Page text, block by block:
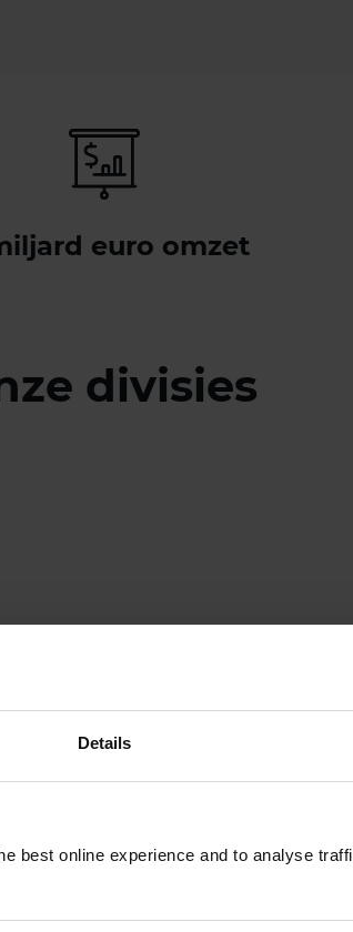
Details
best online experience and to analyse
euro omzet
divisies
Radius
Radius begon in 1990
aan transportbedrijven.
en zijn in 2008 voor het
Wij zijn inmiddels één
grootste oliebedrijven in